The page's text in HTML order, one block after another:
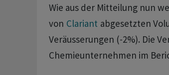
Wie aus der Mitteilung nun
von Clariant abgesetzten
Veräusserungen (-2%). Die
Chemieunternehmen im